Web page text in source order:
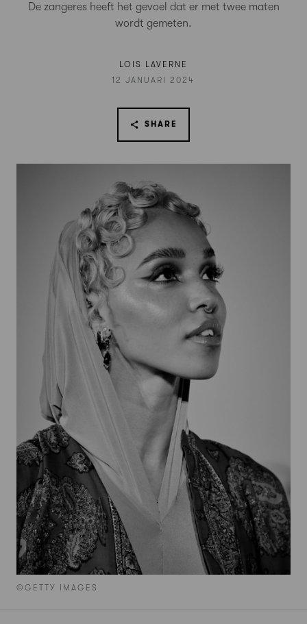
©GETTY IMAGES
De zangeres heeft het gevoel dat er met twee maten
wordt gemeten.
LOIS LAVERNE
12 JANUARI 2024
SHARE